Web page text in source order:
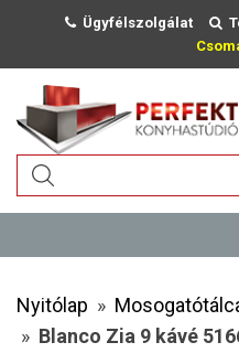
Ügyfélszolgálat
Nyitólap »
» Blanco Zia 9 kávé